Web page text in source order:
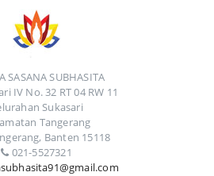
SASANA SUBHASITA
IV No. 32 RT 04 RW 11
Sukasari
Tangerang
Banten 15118
021-5527321